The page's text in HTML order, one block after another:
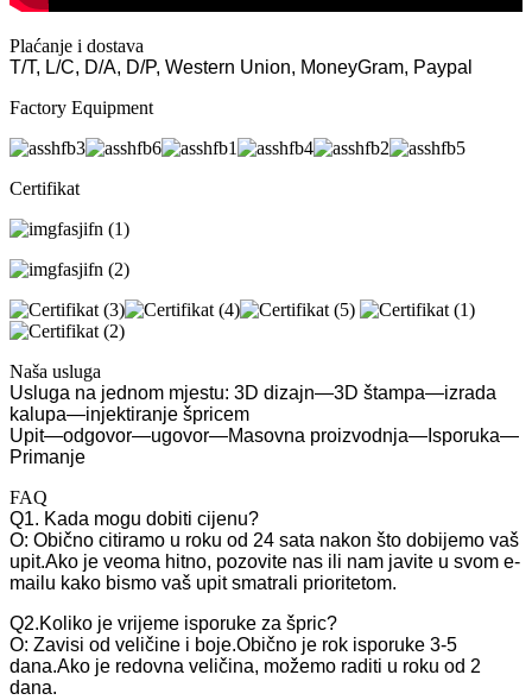
Plaćanje i dostava
T/T, L/C, D/A, D/P, Western Union, MoneyGram, Paypal
Factory Equipment
Certifikat
Naša usluga
Usluga na jednom mjestu: 3D dizajn—3D štampa—izrada
kalupa—injektiranje špricem
Upit—odgovor—ugovor—Masovna proizvodnja—Isporuka—
Primanje
FAQ
Q1. Kada mogu dobiti cijenu?
O: Obično citiramo u roku od 24 sata nakon što dobijemo vaš
upit.Ako je veoma hitno, pozovite nas ili nam javite u svom e-
mailu kako bismo vaš upit smatrali prioritetom.
Q2.Koliko je vrijeme isporuke za špric?
O: Zavisi od veličine i boje.Obično je rok isporuke 3-5
dana.Ako je redovna veličina, možemo raditi u roku od 2
dana.